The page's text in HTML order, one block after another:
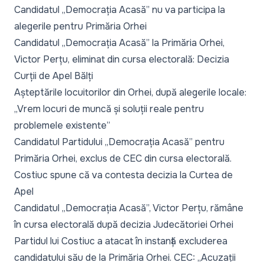
Candidatul „Democrația Acasă” nu va participa la
alegerile pentru Primăria Orhei
Candidatul „Democrația Acasă” la Primăria Orhei,
Victor Perțu, eliminat din cursa electorală: Decizia
Curții de Apel Bălți
Așteptările locuitorilor din Orhei, după alegerile locale:
„Vrem locuri de muncă și soluții reale pentru
problemele existente”
Candidatul Partidului „Democrația Acasă” pentru
Primăria Orhei, exclus de CEC din cursa electorală.
Costiuc spune că va contesta decizia la Curtea de
Apel
Candidatul „Democrația Acasă”, Victor Perțu, rămâne
în cursa electorală după decizia Judecătoriei Orhei
Partidul lui Costiuc a atacat în instanță excluderea
candidatului său de la Primăria Orhei. CEC: „Acuzații